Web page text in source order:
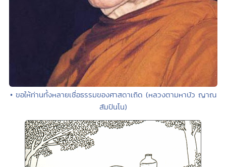
• ขอให้ท่านทั้งหลายเชื่อธรรมของศาสดาเถิด (หลวงตามหาบัว ญาณ
สัมปันโน)